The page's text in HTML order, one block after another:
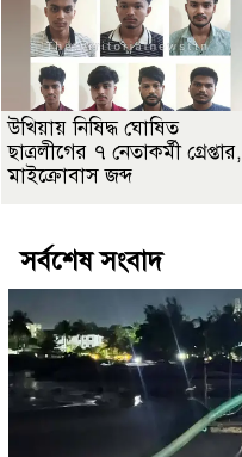
উখিয়ায় নিষিদ্ধ ঘোষিত
ছাত্রলীগের ৭ নেতাকর্মী গ্রেপ্তার,
মাইক্রোবাস জব্দ
সর্বশেষ সংবাদ